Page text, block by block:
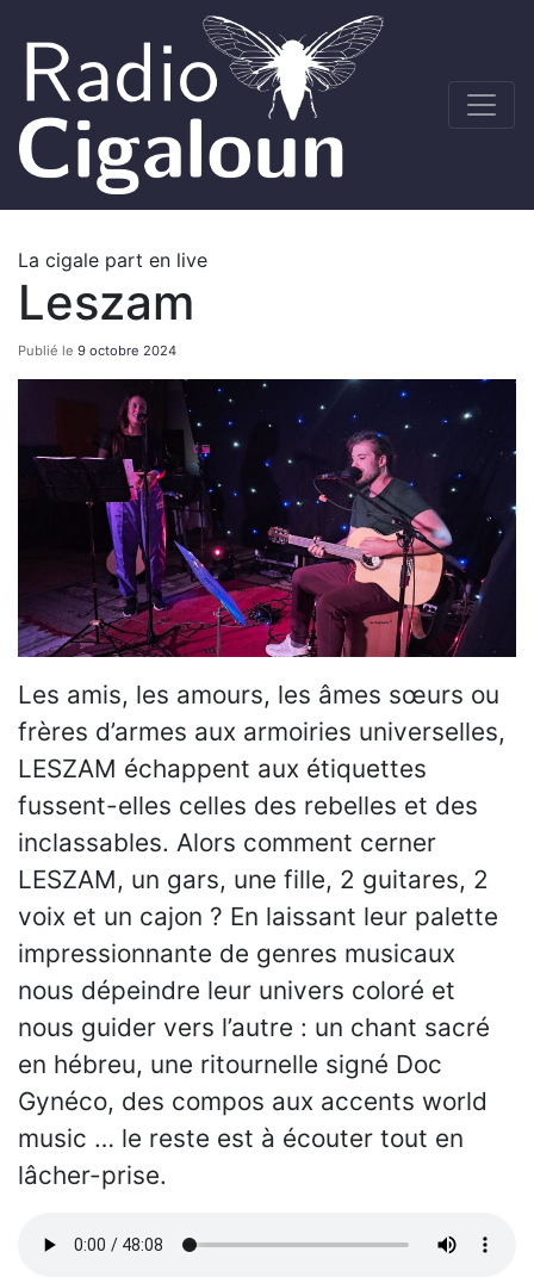
La cigale part en live
Leszam
Publié le 9 octobre 2024
Les amis, les amours, les âmes sœurs ou
frères d’armes aux armoiries universelles,
LESZAM échappent aux étiquettes
fussent-elles celles des rebelles et des
inclassables. Alors comment cerner
LESZAM, un gars, une fille, 2 guitares, 2
voix et un cajon ? En laissant leur palette
impressionnante de genres musicaux
nous dépeindre leur univers coloré et
nous guider vers l’autre : un chant sacré
en hébreu, une ritournelle signé Doc
Gynéco, des compos aux accents world
music … le reste est à écouter tout en
lâcher-prise.